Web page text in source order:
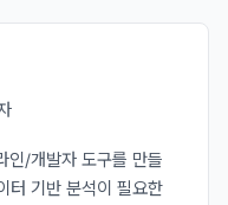
인/개발자 도구를 만들
기반 분석이 필요한